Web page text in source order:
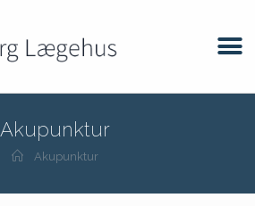
Akupunktur
Akupunktur